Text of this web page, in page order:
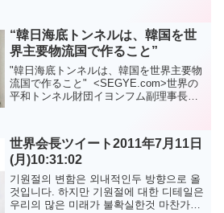
“韓日海底トンネルは、韓国を世
界主要物流国で作ること”
"韓日海底トンネルは、韓国を世界主要物
流国で作ること" <SEGYE.com>世界の
平和トンネル財団イヨンフム副理事長イ
が国を世界の核心的な物流国家に引き上
げるで...
世界会長ツイート2011年7月11日
(月)10:31:02
기원절의 변함은 외내적인두 방향으로 올
것입니다. 하지만 기원절에 대한 디테일은
우리의 많은 미래가 불확실한것 마찬가지